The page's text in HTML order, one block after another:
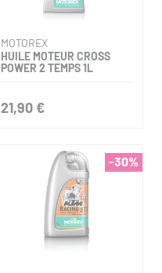
MOTOREX
HUILE MOTEUR CROSS
POWER 2 TEMPS 1L
21,90 €
-30%